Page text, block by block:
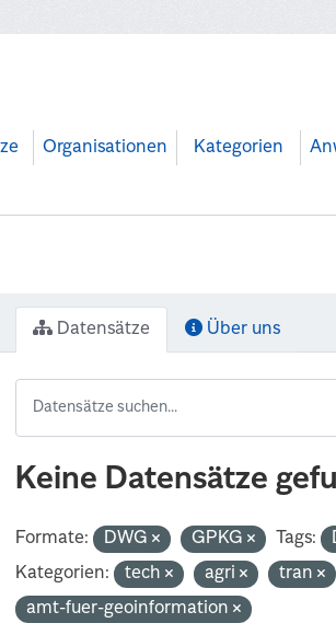
Organisationen Kategorien
Datensätze Über uns
Keine Datensätze
Formate: DWG GPKG Tags:
Kategorien:
tech agri tran
amt-fuer-geoinformation